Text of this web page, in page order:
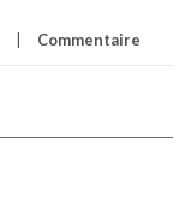
Commentaire